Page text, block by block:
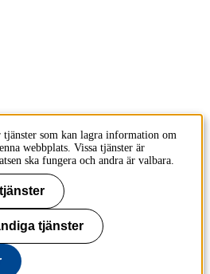
tjänster som kan lagra information om
webbplats. Vissa tjänster är
ska fungera och andra är valbara.
tjänster